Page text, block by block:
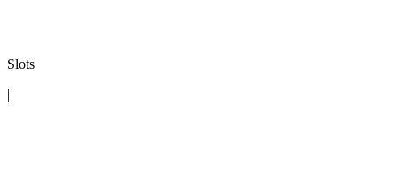
Slots
|